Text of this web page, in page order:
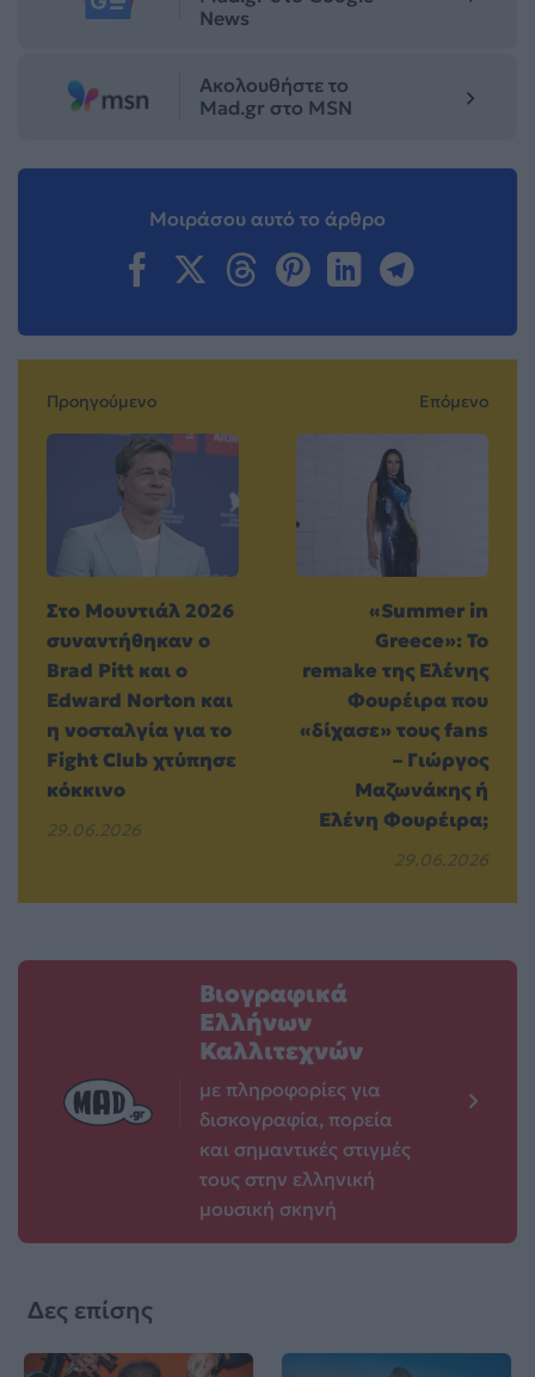
News
Ακολουθήστε το
Mad.gr στο MSN
Μοιράσου αυτό το άρθρο
Προηγούμενο
Στο Μουντιάλ 2026
συναντήθηκαν ο
Brad Pitt και ο
Edward Norton και
η νοσταλγία για το
Fight Club χτύπησε
κόκκινο
29.06.2026
Επόμενο
«Summer in
Greece»: Το
remake της Ελένης
Φουρέιρα που
«δίχασε» τους fans
– Γιώργος
Μαζωνάκης ή
Ελένη Φουρέιρα;
29.06.2026
Βιογραφικά
Ελλήνων
Καλλιτεχνών
με πληροφορίες για
δισκογραφία, πορεία
και σημαντικές στιγμές
τους στην ελληνική
μουσική σκηνή
Δες επίσης